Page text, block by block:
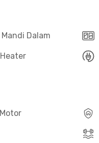
Mandi Dalam